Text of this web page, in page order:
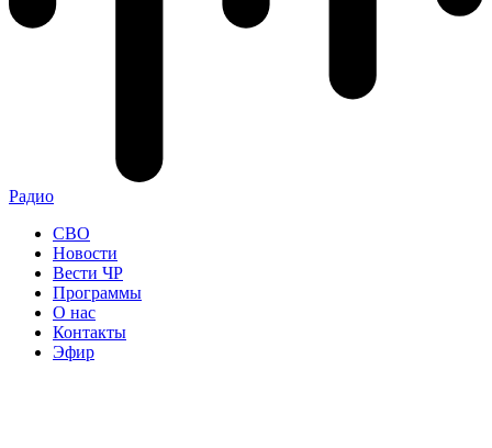
Радио
СВО
Новости
Вести ЧР
Программы
О нас
Контакты
Эфир